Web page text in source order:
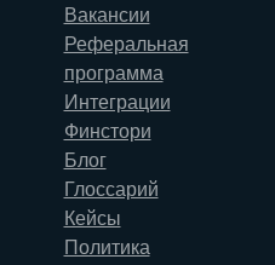
Вакансии
Реферальная
программа
Интеграции
Финстори
Блог
Глоссарий
Кейсы
Политика